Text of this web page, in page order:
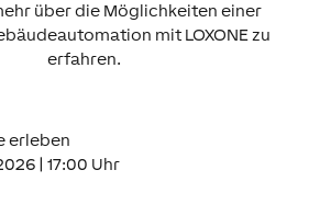
über die Möglichkeiten einer
mit LOXONE zu
erfahren.
erleben
| 17:00 Uhr